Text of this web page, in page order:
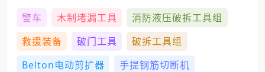
警车 木制堵漏工具
消防液压破拆工具组
救援装备
破门工具
破拆工具组
Belton电动剪扩器
手提钢筋切断机